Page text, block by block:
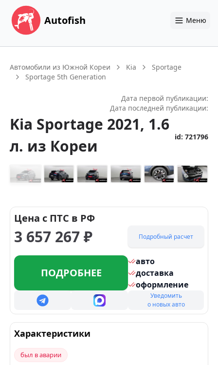
Autofish Меню
Автомобили из Южной Кореи Kia
Sportage
Sportage 5th Generation
Дата первой публикации:
Дата последней публикации:
Kia Sportage 2021, 1.6
л. из Кореи id: 721796
Цена с ПТС в РФ
3 657 267₽ Подробный расчет
ПОДРОБНЕЕ
авто
доставка
оформление
Уведомить
о новых авто
Характеристики
был в аварии